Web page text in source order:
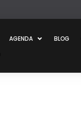
AGENDA BLOG